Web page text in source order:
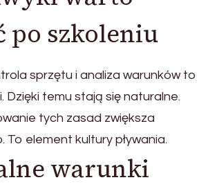
szkoleniu
sprzętu i analiza warunków to
Dzięki temu stają się naturalne.
tych zasad zwiększa
To element kultury pływania.
warunki